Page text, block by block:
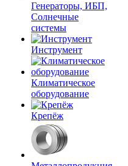
Генераторы, ИБП,
Солнечные
системы
Инструмент
Климатическое
оборудование
Крепёж